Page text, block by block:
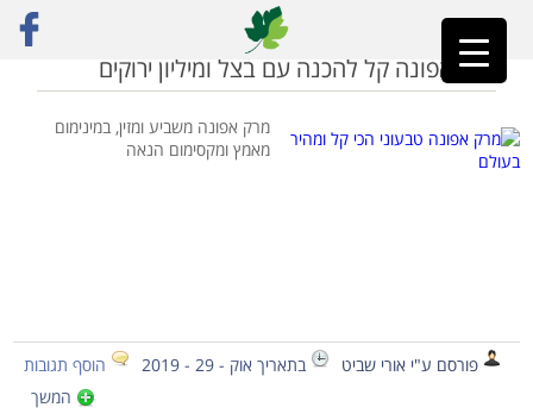
ראשי»מרק אפונה
מרק אפונה קל להכנה עם בצל ומיליון ירוקים
מרק אפונה משביע ומזין, במינימום
מאמץ ומקסימום הנאה
פורסם ע"י אורי שביט בתאריך אוק - 29 - 2019
הוסף תגובות
המשך